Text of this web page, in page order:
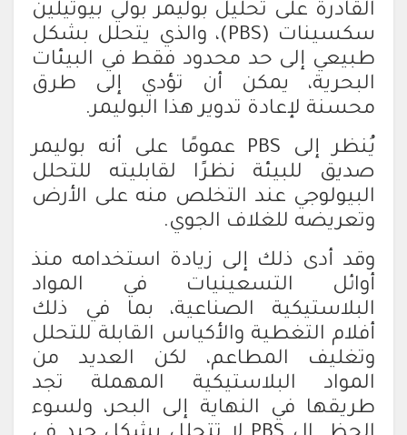
القادرة على تحليل بوليمر بولي بيوتيلين
سكسينات (PBS)، والذي يتحلل بشكل
طبيعي إلى حد محدود فقط في البيئات
البحرية، يمكن أن تؤدي إلى طرق
محسنة لإعادة تدوير هذا البوليمر.
يُنظر إلى PBS عمومًا على أنه بوليمر
صديق للبيئة نظرًا لقابليته للتحلل
البيولوجي عند التخلص منه على الأرض
وتعريضه للغلاف الجوي.
وقد أدى ذلك إلى زيادة استخدامه منذ
أوائل التسعينيات في المواد
البلاستيكية الصناعية، بما في ذلك
أفلام التغطية والأكياس القابلة للتحلل
وتغليف المطاعم، لكن العديد من
المواد البلاستيكية المهملة تجد
طريقها في النهاية إلى البحر، ولسوء